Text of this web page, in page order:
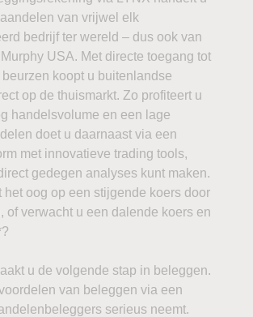
van vrijwel elk
bedrijf ter wereld – dus ook van
USA. Met directe toegang tot
koopt u buitenlandse
op de thuismarkt. Zo profiteert u
handelsvolume en een lage
doet u daarnaast via een
met innovatieve trading tools,
gedegen analyses kunt maken.
het oog op een stijgende koers door
of verwacht u een dalende koers en
u de volgende stap in beleggen.
van beleggen via een
serieus neemt.